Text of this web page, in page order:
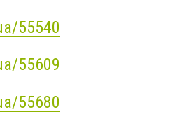
55540
55609
55680